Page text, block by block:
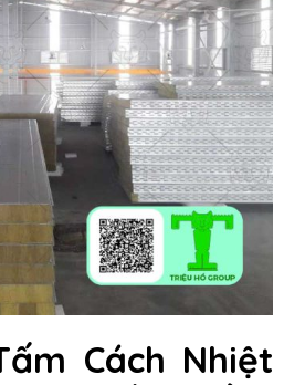
Cách Nhiệt